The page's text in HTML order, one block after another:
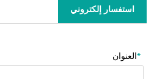
استفسار إلكتروني
*العنوان